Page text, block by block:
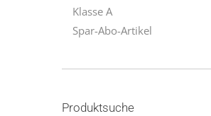
Klasse A
Spar-Abo-Artikel
Produktsuche